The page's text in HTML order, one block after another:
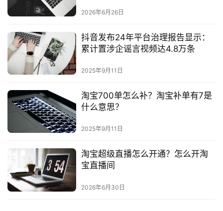
2026年6月26日
抖音发布24年平台治理报告显示：
累计置涉企谣言视频达4.8万条
2025年9月11日
淘宝700单怎么补？淘宝补单有7是
什么意思？
2025年9月11日
淘宝超级直播怎么开通？怎么开淘
宝直播间
2026年6月30日